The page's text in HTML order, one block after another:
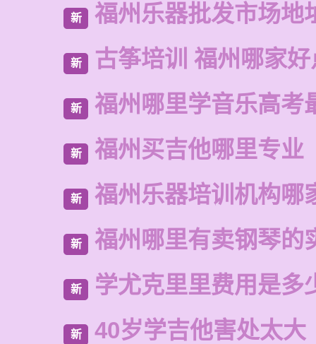
新 福州乐器批发市场地
新 古筝培训 福州哪家好
新 福州哪里学音乐高考
新 福州买吉他哪里专业
新 福州乐器培训机构哪
新 福州哪里有卖钢琴的
新 学尤克里里费用是多
新 40岁学吉他害处太大